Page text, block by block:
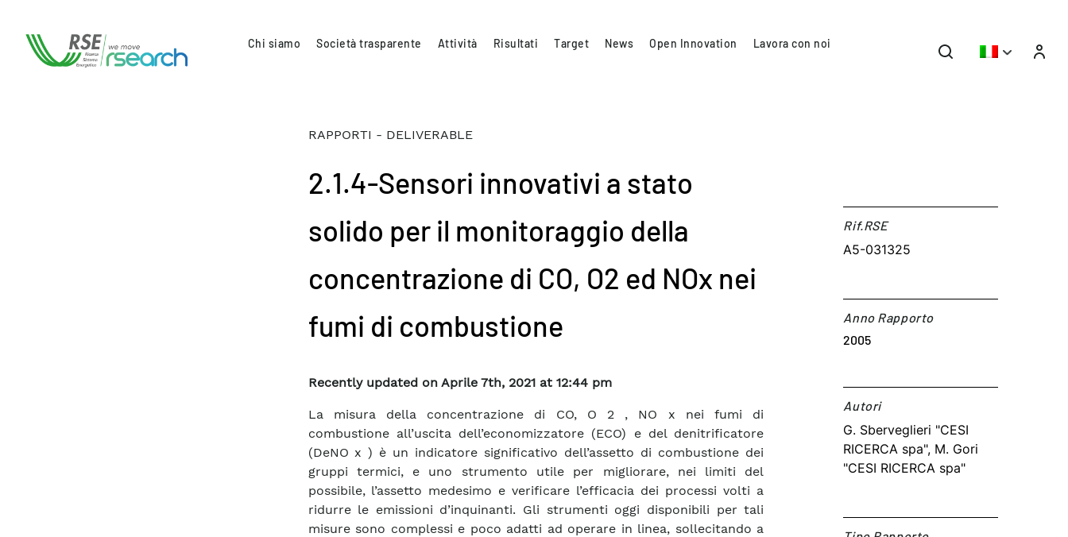
Chi siamo Società trasparente Attività Risultati Target News Open Innovation Lavora con noi
RAPPORTI - DELIVERABLE
2.1.4-Sensori innovativi a stato
solido per il monitoraggio della
concentrazione di CO, O2 ed NOx nei
fumi di combustione
Recently updated on Aprile 7th, 2021 at 12:44 pm
La misura della concentrazione di CO, O 2 , NO x nei fumi di
combustione all’uscita dell’economizzatore (ECO) e del denitrificatore
(DeNO x ) è un indicatore significativo dell’assetto di combustione dei
gruppi termici, e uno strumento utile per migliorare, nei limiti del
possibile, l’assetto medesimo e verificare l’efficacia dei processi volti a
ridurre le emissioni d’inquinanti. Gli strumenti oggi disponibili per tali
misure sono complessi e poco adatti ad operare in linea, sollecitando a
Rif.RSE​
A5-031325
Anno Rapporto
2005
Autori​
G. Sberveglieri "CESI
RICERCA spa", M. Gori
"CESI RICERCA spa"